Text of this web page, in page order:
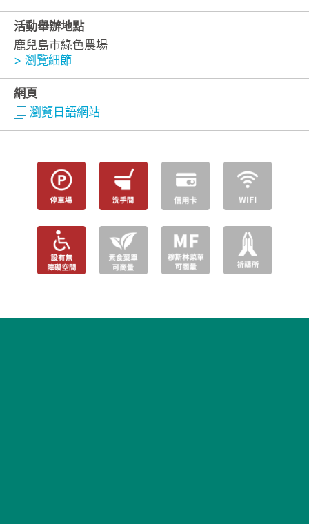
活動舉辦地點
鹿兒島市綠色農場
> 瀏覽細節
網頁
瀏覽日語網站